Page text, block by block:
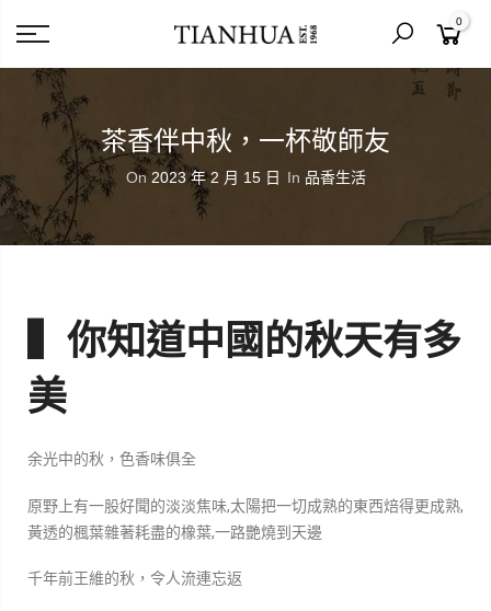
0
茶香伴中秋，一杯敬師友
On 2023 年 2 月 15 日 In 品香生活
▍你知道中國的秋天有多
美
余光中的秋，色香味俱全
原野上有一股好聞的淡淡焦味,太陽把一切成熟的東西焙得更成熟,
黃透的楓葉雜著耗盡的橡葉,一路艷燒到天邊
千年前王維的秋，令人流連忘返